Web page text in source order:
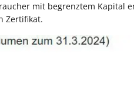
mit begrenztem Kapital
Zertifikat.